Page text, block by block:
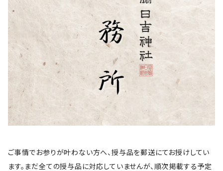
ご事情でお参りが叶わない方へ、授与品を郵送にてお授けしてい
ます。まだ全ての授与品に対応していませんが、順次掲載する予定